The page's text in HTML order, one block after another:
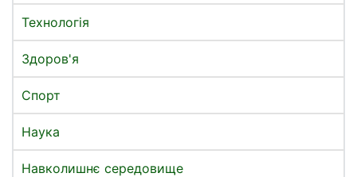
Технологія
Здоров'я
Спорт
Наука
Навколишнє середовище